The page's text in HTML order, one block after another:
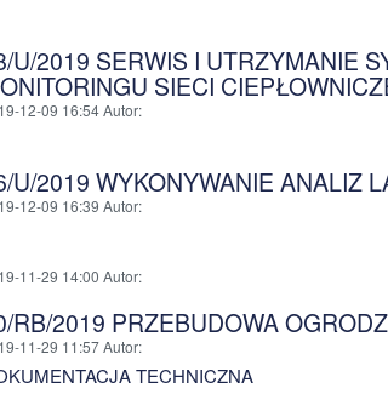
U/2019 SERWIS I UTRZYMANIE
SIECI
12-09 16:54Autor:
U/2019 WYKONYWANIE ANALIZ
12-09 16:39 Autor:
11-29 14:00 Autor:
RB/2019 PRZEBUDOWA
11-29 11:57Autor:
TECHNICZNA